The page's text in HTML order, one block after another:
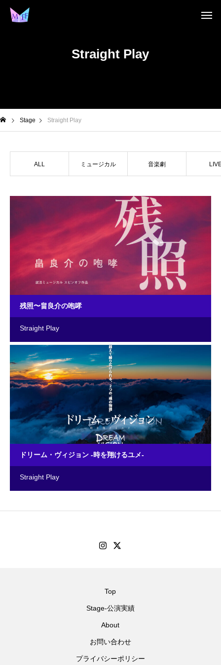
Straight Play
Stage Straight Play
ALL ミュージカル 音楽劇
残照〜畠良介の咆哮
Straight Play
ドリーム・ヴィジョン -時を翔けるユメ-
Straight Play
Top
Stage-公演実績
About
お問い合わせ
プライバシーポリシー